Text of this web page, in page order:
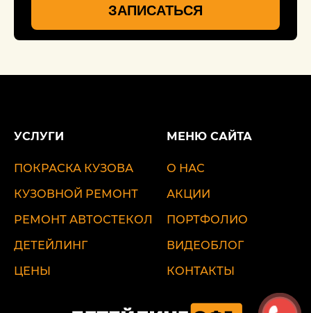
ЗАПИСАТЬСЯ
УСЛУГИ
ПОКРАСКА КУЗОВА
КУЗОВНОЙ РЕМОНТ
РЕМОНТ АВТОСТЕКОЛ
ДЕТЕЙЛИНГ
ЦЕНЫ
МЕНЮ САЙТА
О НАС
АКЦИИ
ПОРТФОЛИО
ВИДЕОБЛОГ
КОНТАКТЫ